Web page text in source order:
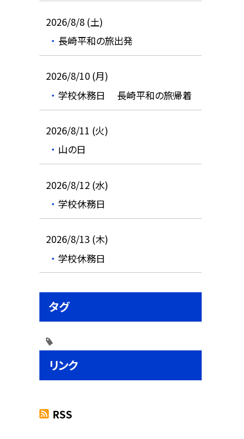
2026/8/8 (土)
長崎平和の旅出発
2026/8/10 (月)
学校休務日 長崎平和の旅帰着
2026/8/11 (火)
山の日
2026/8/12 (水)
学校休務日
2026/8/13 (木)
学校休務日
タグ
リンク
RSS